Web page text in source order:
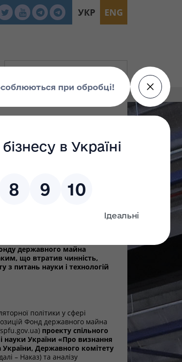
УКР ENG
проекту
майна
науки
майна
з питань
державного майна
що втратив чинність,
з питань науки і технологій
політики у сфері
Фонд державного майна
проекту спільного
науки України «Про визнання
Державного комітету
– Наказ) та аналізу